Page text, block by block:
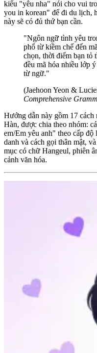
kiểu "yêu nha" nói cho vui
you in korean" để đi du lịch,
này sẽ có đủ thứ bạn cần.
"Ngôn ngữ tình yêu
phổ từ kiềm chế đến
chọn, thời điểm bạn tỏ
đều mã hóa nhiều lớp
từ ngữ."
(Jaehoon Yeon &
Comprehensive
Hướng dẫn này gồm 17
Hàn, được chia theo nhóm:
em/Em yêu anh" theo cấp
danh và cách gọi thân mật,
mục có chữ Hangeul, phiên
cảnh văn hóa.